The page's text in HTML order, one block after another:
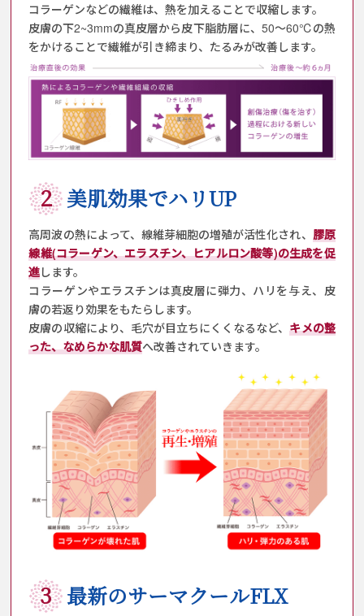
コラーゲンなどの繊維は、熱を加えることで収縮します。
皮膚の下2~3mmの真皮層から皮下脂肪層に、50～60℃の熱
をかけることで繊維が引き締まり、たるみが改善します。
2 美肌効果でハリUP
高周波の熱によって、線維芽細胞の増殖が活性化され、 膠原
線維(コラーゲン、エラスチン、ヒアルロン酸等)の生成を促
進します。
コラーゲンやエラスチンは真皮層に弾力、ハリを与え、皮
膚の若返り効果をもたらします。
皮膚の収縮により、毛穴が目立ちにくくなるなど、キメの整
った、なめらかな肌質へ改善されていきます。
3 最新のサーマクールFLX